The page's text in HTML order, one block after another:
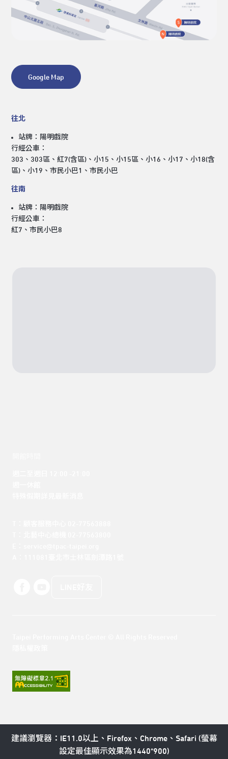
Google Map
往北
站牌：陽明戲院
行經公車：
303、303區、紅7(含區)、小15、小15區、小16、小17、小18(含
區)、小19、市民小巴1、市民小巴
往南
站牌：陽明戲院
行經公車：
紅7、市民小巴8
建議瀏覽器：IE11.0以上、Firefox、Chrome、Safari (螢幕
設定最佳顯示效果為1440*900)